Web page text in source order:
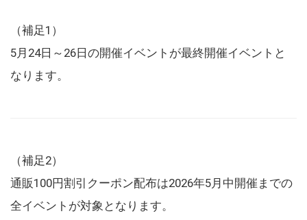
（補足1）
5月24日～26日の開催イベントが最終開催イベントと
なります。
（補足2）
通販100円割引クーポン配布は2026年5月中開催までの
全イベントが対象となります。